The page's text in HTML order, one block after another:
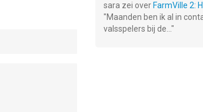
sara zei over FarmVille 2:
"Maanden ben ik al in
valsspelers bij de... "